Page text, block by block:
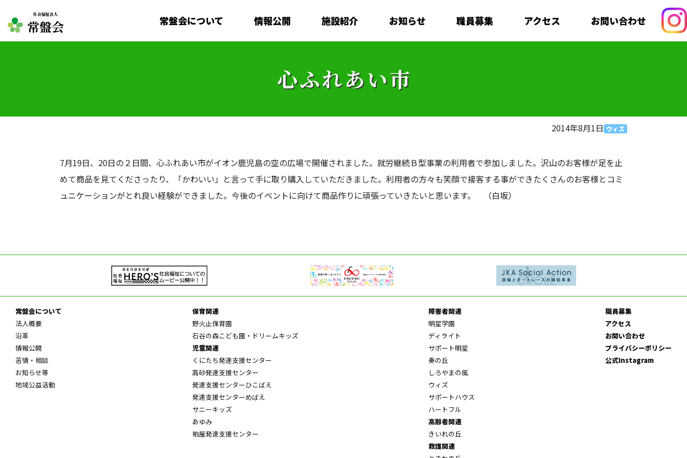
社会福祉法人
常盤会 常盤会について 情報公開 施設紹介 お知らせ 職員募集 アクセス お問い合わせ
心ふれあい市
2014年8月1日 ウィズ
7月19日、20日の２日間、心ふれあい市がイオン鹿児島の空の広場で開催されました。就労継続Ｂ型事業の利用者で参加しました。沢山のお客様が足を止
めて商品を見てくださったり、「かわいい」と言って手に取り購入していただきました。利用者の方々も笑顔で接客する事ができたくさんのお客様とコミ
ュニケーションがとれ良い経験ができました。今後のイベントに向けて商品作りに頑張っていきたいと思います。 （白坂）
常盤会について
法人概要
沿革
情報公開
苦情・相談
お知らせ等
地域公益活動
保育関連
野火止保育園
石谷の森こども園・ドリームキッズ
児童関連
くにたち発達支援センター
高砂発達支援センター
発達支援センターひこばえ
発達支援センターめばえ
サニーキッズ
あゆみ
粕屋発達支援センター
障害者関連
明星学園
ディライト
サポート明星
奏の丘
しろやまの風
ウィズ
サポートハウス
ハートフル
高齢者関連
きいれの丘
救護関連
職員募集
アクセス
お問い合わせ
プライバシーポリシー
公式Instagram